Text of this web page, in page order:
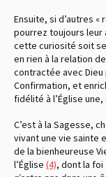
Ensuite, si d’autres
pourrez toujours leur
cette curiosité soit
en rien à la relation
contractée avec
Confirmation, et
fidélité à l’Église
C’est à la Sagesse,
vivant une vie sainte
de la bienheureuse
l’Église (4), dont la